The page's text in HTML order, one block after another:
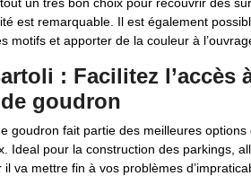
est remarquable. Il est également
motifs et apporter de la couleur à
: Facilitez l’accès
goudron
goudron fait partie des meilleures
Ideal pour la construction des parkings,
il va mettre fin à vos problèmes